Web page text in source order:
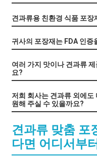
견과류용 친환경 식품 포장
귀사의 포장재는 FDA 인증
여러 가지 맛이나 견과류
요?
저희 회사는 견과류 외에도
원해 주실 수 있을까요?
견과류 맞춤 포
다면 어디서부